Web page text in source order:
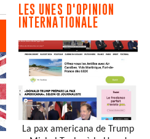
LES UNES D'OPINION
INTERNATIONALE
La pax americana de Trump